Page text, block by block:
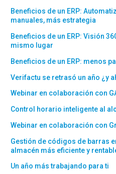
Beneficios de un ERP:
manuales, más estrategia
Beneficios de un ERP: Visión
mismo lugar
Beneficios de un ERP: menos
Verifactu se retrasó un año ¿y
Webinar en colaboración con
Control horario inteligente al
Webinar en colaboración con
Gestión de códigos de barras
almacén más eficiente y
Un año más trabajando para ti